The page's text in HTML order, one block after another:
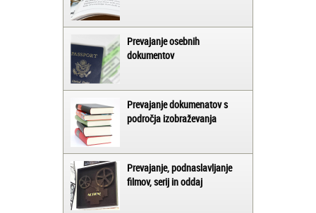
Prevajanje osebnih
dokumentov
Prevajanje dokumenatov s
področja izobraževanja
Prevajanje, podnaslavljanje
filmov, serij in oddaj